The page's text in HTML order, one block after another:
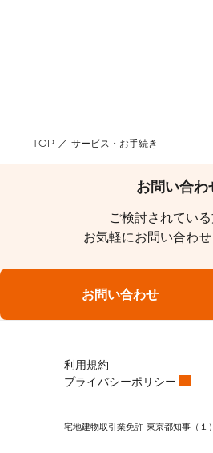
TOP サービス・お手続き
お問い合わ
ご検討されている
お気軽にお問い合わせ
お問い合わせ
利用規約
プライバシーポリシー
宅地建物取引業免許 東京都知事（１